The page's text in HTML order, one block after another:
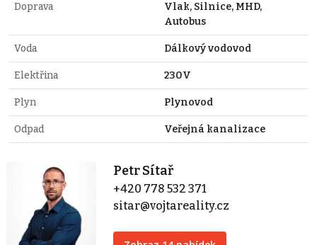
Doprava
Vlak, Silnice, MHD,
Autobus
Voda Dálkový vodovod
Elektřina 230V
Plyn Plynovod
Odpad Veřejná kanalizace
Petr Sítař
+420 778 532 371
sitar@vojtareality.cz